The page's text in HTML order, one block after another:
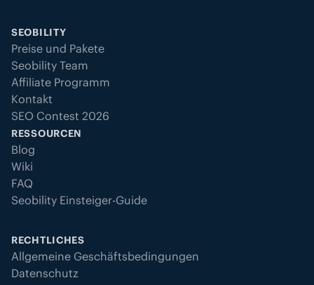
SEOBILITY
Preise und Pakete
Seobility Team
Affiliate Programm
Kontakt
SEO Contest 2026
RESSOURCEN
Blog
Wiki
FAQ
Seobility Einsteiger-Guide
RECHTLICHES
Allgemeine Geschäftsbedingungen
Datenschutz